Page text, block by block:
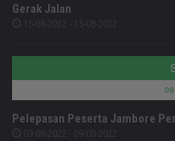
Gerak Jalan
Pelepasan Peserta Jambore